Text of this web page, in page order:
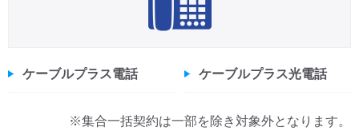
ケーブルプラス電話 ケーブルプラス光電話
※集合一括契約は一部を除き対象外となります。